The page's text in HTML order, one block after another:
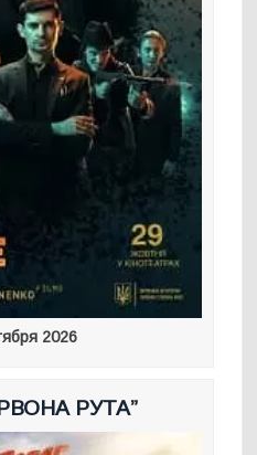
2026
РУТА”